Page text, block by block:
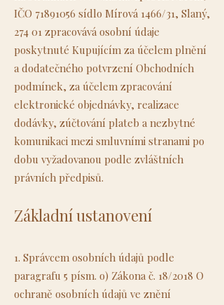
IČO 71891056 sídlo Mírová 1466/31, Slaný,
274 01 zpracovává osobní údaje
poskytnuté Kupujícím za účelem plnění
a dodatečného potvrzení Obchodních
podmínek, za účelem zpracování
elektronické objednávky, realizace
dodávky, zúčtování plateb a nezbytné
komunikaci mezi smluvními stranami po
dobu vyžadovanou podle zvláštních
právních předpisů.
Základní ustanovení
1. Správcem osobních údajů podle
paragrafu 5 písm. o) Zákona č. 18/2018 O
ochraně osobních údajů ve znění